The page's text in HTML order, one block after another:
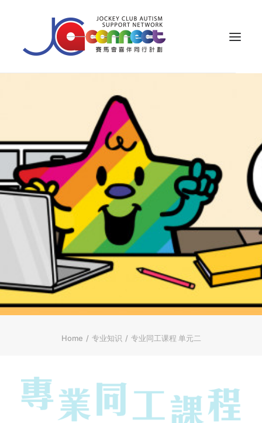
公众教育
专业知识
家长专区
成果效益
ENGLISH
繁體
首页
Home 专业知识 专业同工课程 单元二